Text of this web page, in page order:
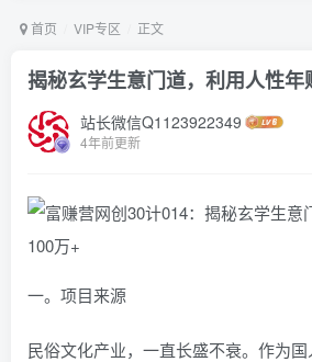
首页 VIP专区 正文
揭秘玄学生意门道，利用人性年
站长微信Q1123922349
4年前更新
一。项目来源
民俗文化产业，一直长盛不衰。作为